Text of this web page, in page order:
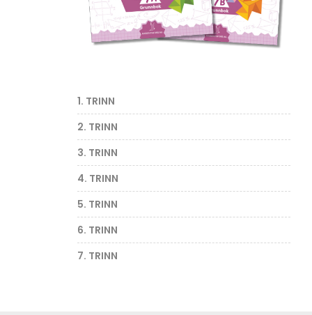
1. TRINN
2. TRINN
3. TRINN
4. TRINN
5. TRINN
6. TRINN
7. TRINN